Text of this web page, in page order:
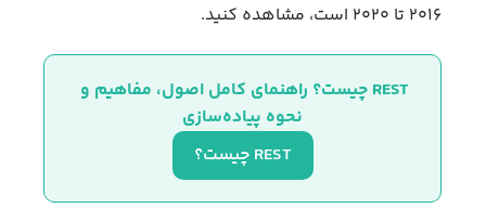
۲۰۱۶ تا ۲۰۲۰ است، مشاهده کنید.
REST چیست؟ راهنمای کامل اصول، مفاهیم و
نحوه پیاده‌سازی
REST چیست؟